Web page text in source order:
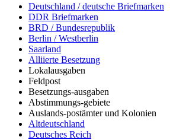
Deutschland / deutsche Briefmarken
DDR Briefmarken
BRD / Bundesrepublik
Berlin / Westberlin
Saarland
Alliierte Besetzung
Lokalausgaben
Feldpost
Besetzungs-ausgaben
Abstimmungs-gebiete
Auslands-postämter und Kolonien
Altdeutschland
Deutsches Reich